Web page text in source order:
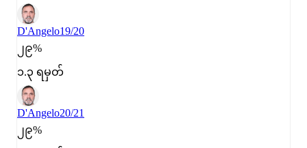
D'Angelo19/20
၂၉%
၁.၃ ရမှတ်
D'Angelo20/21
၂၉%